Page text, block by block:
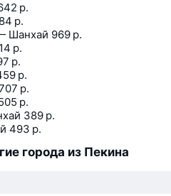
р.
р.
Шанхай 969 р.
р.
р.
р.
р.
р.
389 р.
493 р.
города из Пекина